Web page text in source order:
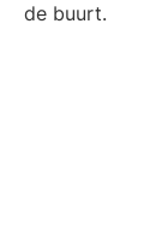
de buurt.